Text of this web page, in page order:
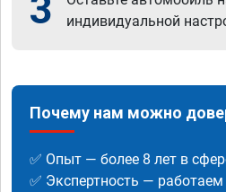
индивидуальной
Почему нам можно
✅ Опыт — более 8 лет в
✅ Экспертность —